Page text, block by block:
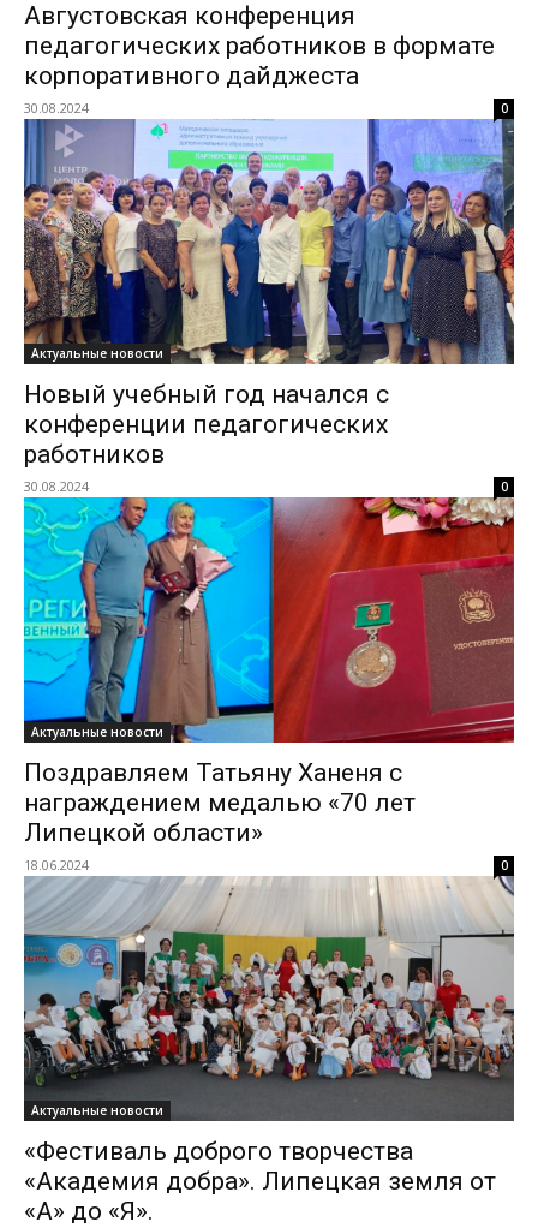
Августовская конференция
педагогических работников в формате
корпоративного дайджеста
30.08.2024 0
Актуальные новости
Новый учебный год начался с
конференции педагогических
работников
30.08.2024 0
Актуальные новости
Поздравляем Татьяну Ханеня с
награждением медалью «70 лет
Липецкой области»
18.06.2024 0
Актуальные новости
«Фестиваль доброго творчества
«Академия добра». Липецкая земля от
«А» до «Я».